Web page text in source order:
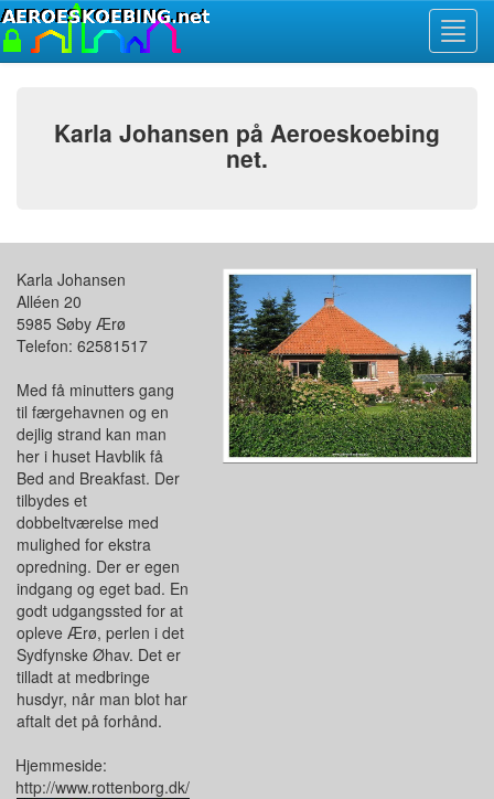
Karla Johansen på Aeroeskoebing
net.
Karla Johansen
Alléen 20
5985 Søby Ærø
Telefon: 62581517
Med få minutters gang
til færgehavnen og en
dejlig strand kan man
her i huset Havblik få
Bed and Breakfast. Der
tilbydes et
dobbeltværelse med
mulighed for ekstra
opredning. Der er egen
indgang og eget bad. En
godt udgangssted for at
opleve Ærø, perlen i det
Sydfynske Øhav. Det er
tilladt at medbringe
husdyr, når man blot har
aftalt det på forhånd.
Hjemmeside:
http://www.rottenborg.dk/